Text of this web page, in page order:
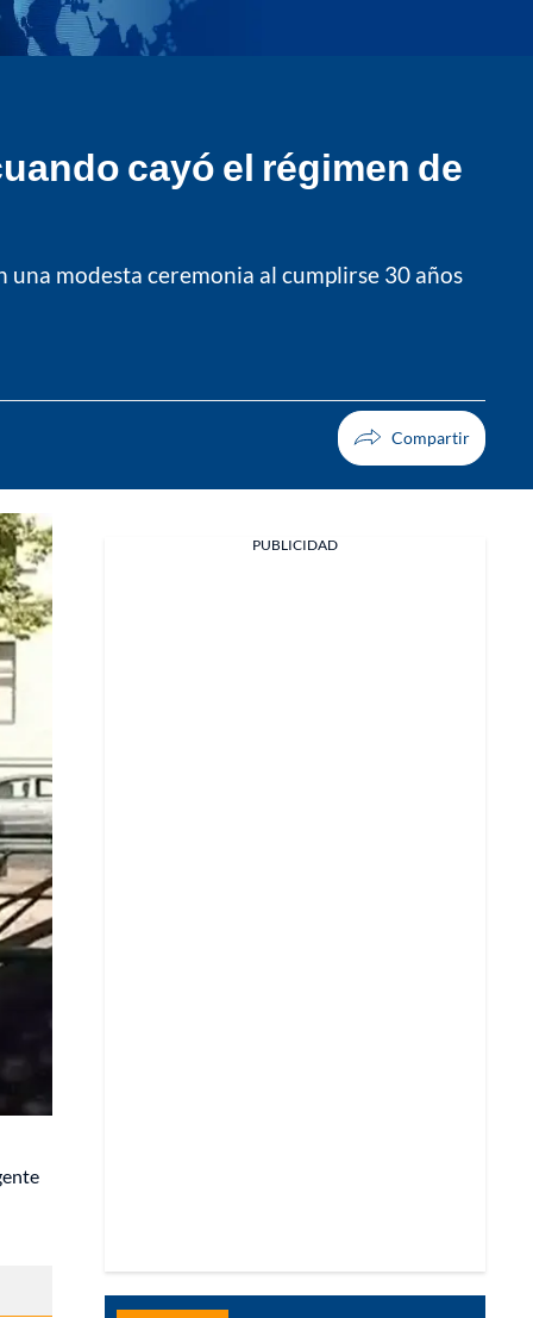
cayó el régimen de
modesta ceremonia al cumplirse 30 años
PUBLICIDAD